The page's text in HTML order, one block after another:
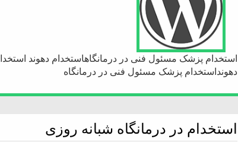
استخدام پزشک مسئول فنی در درمانگاهاستخدام دهوند
دهونداستخدام پزشک مسئول فنی در درمانگاه
استخدام در درمانگاه شبانه روزی